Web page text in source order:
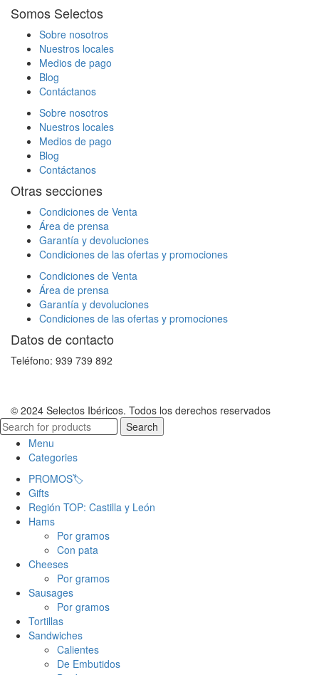
Somos Selectos
Sobre nosotros
Nuestros locales
Medios de pago
Blog
Contáctanos
Sobre nosotros
Nuestros locales
Medios de pago
Blog
Contáctanos
Otras secciones
Condiciones de Venta
Área de prensa
Garantía y devoluciones
Condiciones de las ofertas y promociones
Condiciones de Venta
Área de prensa
Garantía y devoluciones
Condiciones de las ofertas y promociones
Datos de contacto
Teléfono: 939 739 892
© 2024 Selectos Ibéricos. Todos los derechos reservados
Search
Menu
Categories
PROMOS🏷️
Gifts
Región TOP: Castilla y León
Hams
Por gramos
Con pata
Cheeses
Por gramos
Sausages
Por gramos
Tortillas
Sandwiches
Calientes
De Embutidos